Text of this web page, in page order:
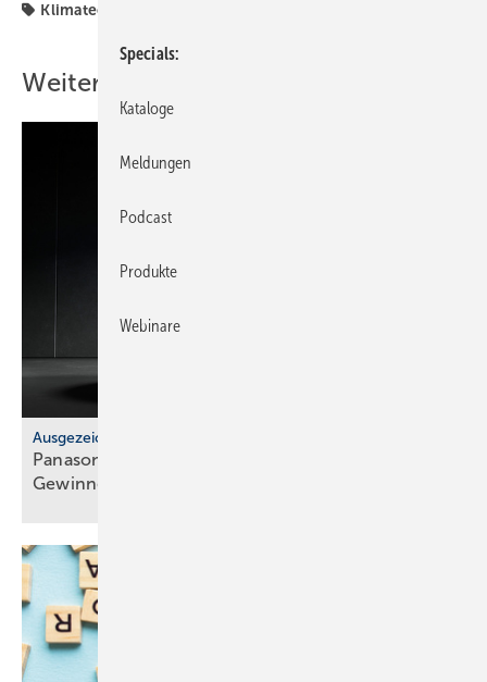
Klimatechnik
Weitere Inhalte
Ausgezeichnet
Panasonic PRO Awards: 3 deut­sche
Ge­win­ner-Pro­jek­te
Specials
Kataloge
Meldungen
Podcast
Produkte
Webinare